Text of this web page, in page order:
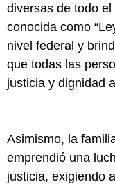
diversas de todo
conocida como
nivel federal y
que todas las
justicia y dignidad
Asimismo, la
emprendió una
justicia, exigiendo